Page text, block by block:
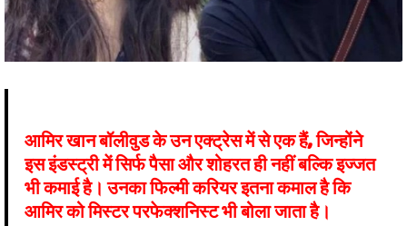
आमिर खान बॉलीवुड के उन एक्ट्रेस में से एक हैं, जिन्होंने
इस इंडस्ट्री में सिर्फ पैसा और शोहरत ही नहीं बल्कि इज्जत
भी कमाई है। उनका फिल्मी करियर इतना कमाल है कि
आमिर को मिस्टर परफेक्शनिस्ट भी बोला जाता है।